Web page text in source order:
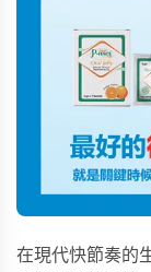
在現代快節奏的